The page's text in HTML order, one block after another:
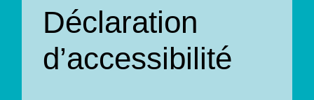
Déclaration
d’accessibilité